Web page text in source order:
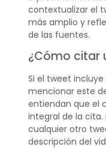
contextualizar el
más amplio y
de las fuentes.
¿Cómo citar
Si el tweet
mencionar este
entiendan que el
integral de la cita.
cualquier otro
descripción del